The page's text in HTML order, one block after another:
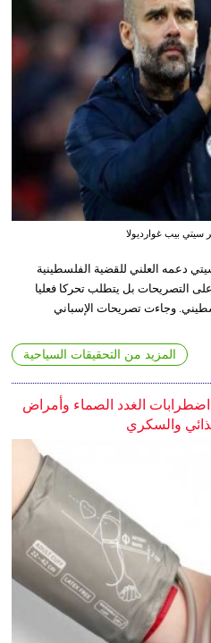
بيب غوارديولا
دعمه العلني للقضية الفلسطينية
التصريحات بل يتطلب تحركا فعليا
وجاءت تصريحات الإسباني
المزيد من التحقيقات السياحية
الغدد الصماء وأمراض
والسكري